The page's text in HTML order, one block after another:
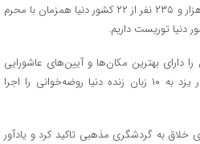
ایام محرم هستیم و سال گذشته یک هزار و ۲۳۵ نفر از ۲۲ کشور دنیا همزمان با محرم
دارای بهترین مکان‌ها و آیین‌های عاشورایی
دانست و اضافه کرد: روضه‌خوان‌ها در یزد به ۱۰ زبان زنده دنیا روضه‌خوانی را اجرا
خلاق به گردشگری مذهبی تاکید کرد و یادآور